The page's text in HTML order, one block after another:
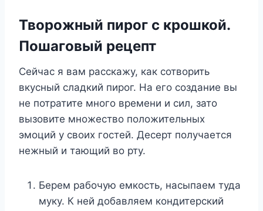
Творожный пирог с крошкой.
Пошаговый рецепт
Сейчас я вам расскажу, как сотворить
вкусный сладкий пирог. На его создание вы
не потратите много времени и сил, зато
вызовите множество положительных
эмоций у своих гостей. Десерт получается
нежный и тающий во рту.
Берем рабочую емкость, насыпаем туда
муку. К ней добавляем кондитерский